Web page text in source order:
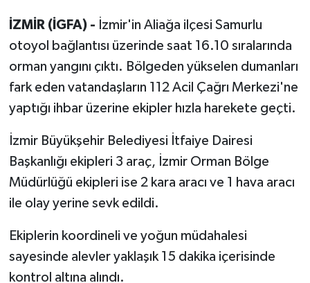
İZMİR (İGFA) - İzmir'in Aliağa ilçesi Samurlu
otoyol bağlantısı üzerinde saat 16.10 sıralarında
orman yangını çıktı. Bölgeden yükselen dumanları
fark eden vatandaşların 112 Acil Çağrı Merkezi'ne
yaptığı ihbar üzerine ekipler hızla harekete geçti.
İzmir Büyükşehir Belediyesi İtfaiye Dairesi
Başkanlığı ekipleri 3 araç, İzmir Orman Bölge
Müdürlüğü ekipleri ise 2 kara aracı ve 1 hava aracı
ile olay yerine sevk edildi.
Ekiplerin koordineli ve yoğun müdahalesi
sayesinde alevler yaklaşık 15 dakika içerisinde
kontrol altına alındı.